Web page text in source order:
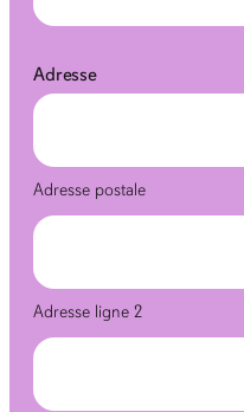
Adresse
Adresse postale
Adresse ligne 2